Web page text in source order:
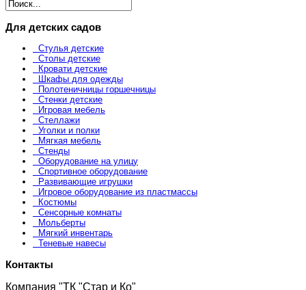
Для детских садов
Стулья детские
Столы детские
Кровати детские
Шкафы для одежды
Полотеничницы горшечницы
Стенки детские
Игровая мебель
Стеллажи
Уголки и полки
Мягкая мебель
Стенды
Оборудование на улицу
Спортивное оборудование
Развивающие игрушки
Игровое оборудование из пластмассы
Костюмы
Сенсорные комнаты
Мольберты
Мягкий инвентарь
Теневые навесы
Контакты
Компания "ТК "Стар и Ко"